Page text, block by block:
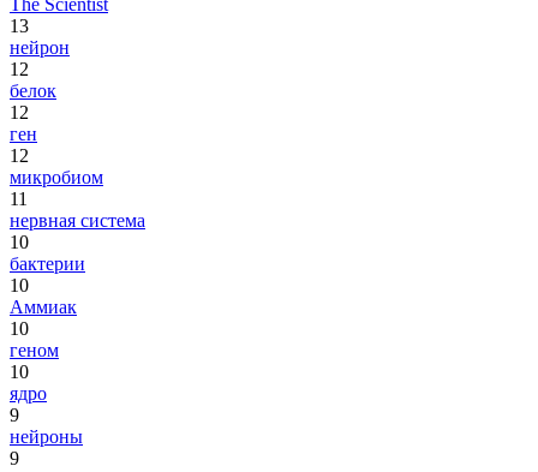
The Scientist
13
нейрон
12
белок
12
ген
12
микробиом
11
нервная система
10
бактерии
10
Аммиак
10
геном
10
ядро
9
нейроны
9